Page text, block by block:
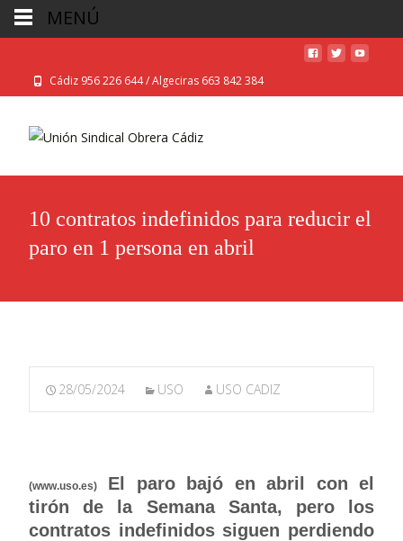
Cádiz 956 226 644 / Algeciras 663 842 384
10 contratos indefinidos para reducir el
paro en 1 persona en abril
28/05/2024 USO USO CADIZ
(www.uso.es)
El paro bajó en abril con el
tirón de la Semana Santa, pero los
contratos indefinidos siguen perdiendo
MENÚ